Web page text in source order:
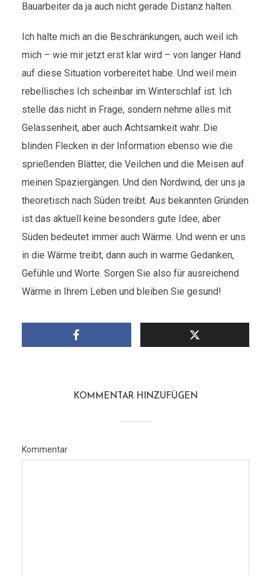
Bauarbeiter da ja auch nicht gerade Distanz halten.
Ich halte mich an die Beschränkungen, auch weil ich
mich – wie mir jetzt erst klar wird – von langer Hand
auf diese Situation vorbereitet habe. Und weil mein
rebellisches Ich scheinbar im Winterschlaf ist. Ich
stelle das nicht in Frage, sondern nehme alles mit
Gelassenheit, aber auch Achtsamkeit wahr. Die
blinden Flecken in der Information ebenso wie die
sprießenden Blätter, die Veilchen und die Meisen auf
meinen Spaziergängen. Und den Nordwind, der uns ja
theoretisch nach Süden treibt. Aus bekannten Gründen
ist das aktuell keine besonders gute Idee, aber
Süden bedeutet immer auch Wärme. Und wenn er uns
in die Wärme treibt, dann auch in warme Gedanken,
Gefühle und Worte. Sorgen Sie also für ausreichend
Wärme in Ihrem Leben und bleiben Sie gesund!
KOMMENTAR HINZUFÜGEN
Kommentar